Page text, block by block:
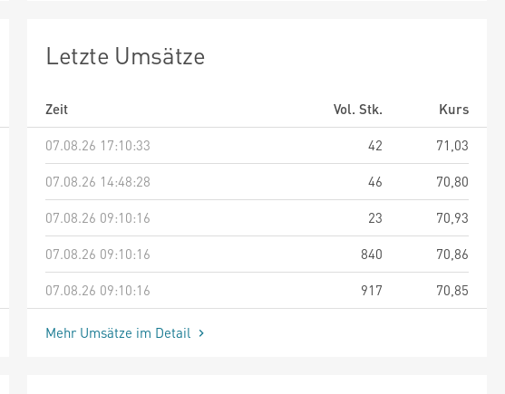
Letzte Umsätze
Zeit Vol. Stk.
Kurs
07.08.26 17:10:33
42
71,03
07.08.26 14:48:28
46
70,80
07.08.26 09:10:16
23
70,93
07.08.26 09:10:16
840
70,86
07.08.26 09:10:16
917 70,85
Mehr Umsätze im Detail